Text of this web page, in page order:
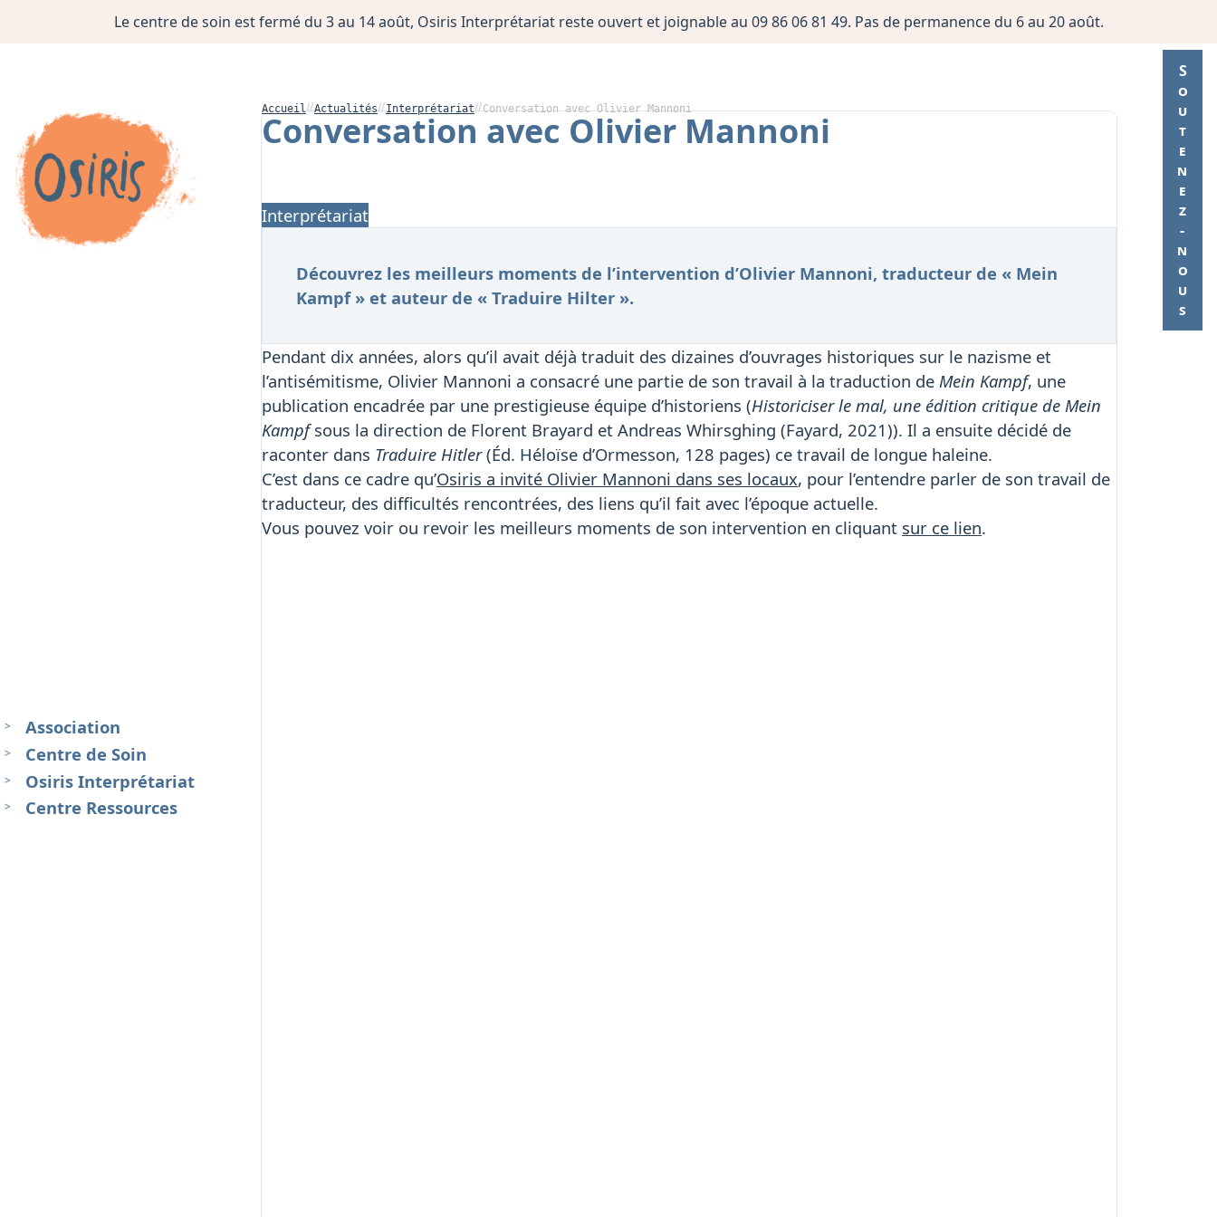
Le centre de soin est fermé du 3 au 14 août, Osiris Interprétariat reste ouvert et joignable au 09 86 06 81 49. Pas de permanence du 6 au 20 août.
Soutenez-nous
Association
Centre de Soin
Osiris Interprétariat
Centre Ressources
Accueil Actualités Interprétariat Conversation avec Olivier Mannoni
Conversation avec Olivier Mannoni
Interprétariat
Découvrez les meilleurs moments de l’intervention d’Olivier Mannoni, traducteur de « Mein
Kampf » et auteur de « Traduire Hilter ».
Pendant dix années, alors qu’il avait déjà traduit des dizaines d’ouvrages historiques sur le nazisme et
l’antisémitisme, Olivier Mannoni a consacré une partie de son travail à la traduction de Mein Kampf, une
publication encadrée par une prestigieuse équipe d’historiens (Historiciser le mal, une édition critique de Mein
Kampfsous la direction de Florent Brayard et Andreas Whirsghing (Fayard, 2021)). Il a ensuite décidé de
raconter dans Traduire Hitler(Éd. Héloïse d’Ormesson, 128 pages) ce travail de longue haleine.
C’est dans ce cadre qu’Osiris a invité Olivier Mannoni dans ses locaux, pour l’entendre parler de son travail de
traducteur, des difficultés rencontrées, des liens qu’il fait avec l’époque actuelle.
Vous pouvez voir ou revoir les meilleurs moments de son intervention en cliquant sur ce lien.